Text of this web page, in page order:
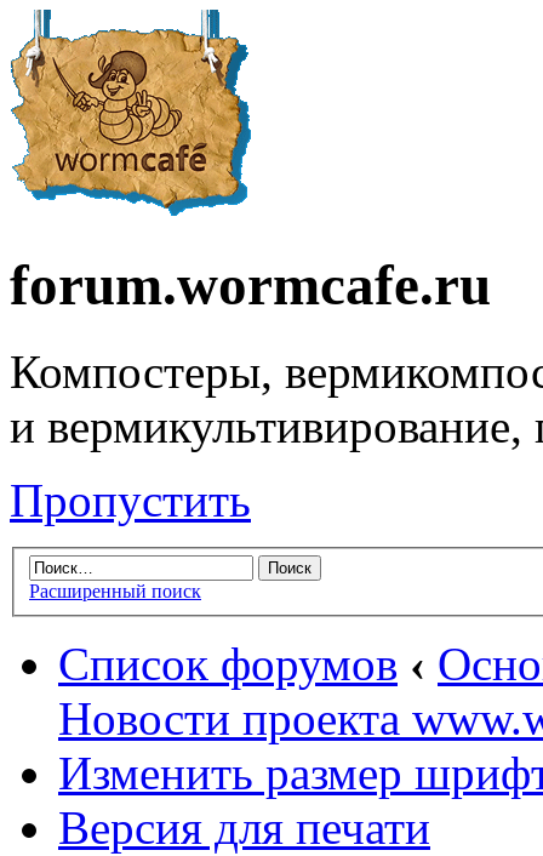
forum.wormcafe.ru
Компостеры,
и
Пропустить
Расширенный поиск
Список форумов ‹
Новости проекта
Изменить размер
Версия для печати